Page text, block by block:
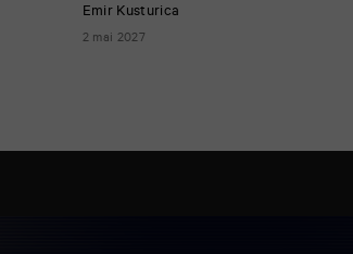
Emir Kusturica
2 mai 2027